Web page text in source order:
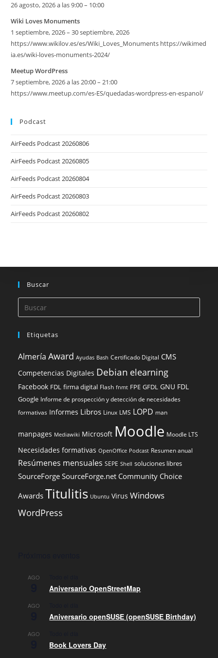
26 agosto, 2026 a las 9:00 – 10:00
Wiki Loves Monuments
1 septiembre, 2026 – 30 septiembre, 2026
https://www.wikilov.es/es/Wiki_Loves_Monuments https://wikimed
ia.es/wiki-loves-monuments-2024/
Meetup WordPress
7 septiembre, 2026 a las 20:00 – 21:00
https://www.meetup.com/es-ES/quedadas-wordpress-en-espanol/
Podcast
AirFeeds Podcast 20260806
AirFeeds Podcast 20260805
AirFeeds Podcast 20260804
AirFeeds Podcast 20260803
AirFeeds Podcast 20260802
Buscar
Etiquetas
Almería Award Ayudas Bash Certificado Digital CMS
Competencias Digitales Debian elearning
Facebook FDL firma digital Flash fnmt FPE GFDL GNU FDL
Google Informe de prospección y detección de necesidades
formativas Informes Libros Linux LMS LOPD man
manpages Mediawiki Microsoft Moodle Moodle LTS
Necesidades formativas OpenOffice Podcast Resumen anual
Resúmenes mensuales SEPE Shell soluciones libres
SourceForge SourceForge.net Community Choice
Awards Titulitis Ubuntu Virus Windows
WordPress
AGO
Aniversario OpenStreetMap
AGO
Aniversario openSUSE (openSUSE Birthday)
AGO
Book Lovers Day